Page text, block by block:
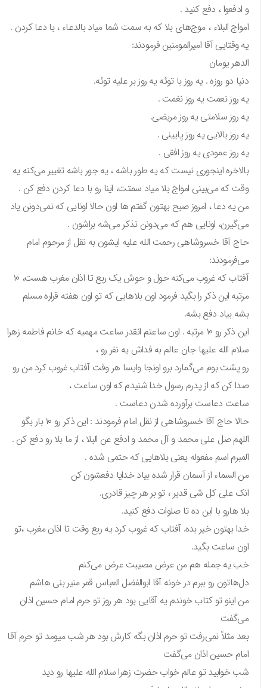
و ادفعوا ، دفع کنید .
امواج البلاء ، موج‌های بلا که به سمت شما میاد بالدعاء ، با دعا کردن .
یه وقتایی آقا امیرالمومنین فرمودند:
الدهر یومان
دنیا دو روزه . یه روز با توئه یه روز بر علیه توئه.
یه روز نعمت یه روز نغمت .
یه روز سلامتی یه روز مریضی.
یه روز بالایی یه روز پایینی .
یه روز عمودی یه روز افقی .
بالاخره اینجوری نیست که یه طور باشه ، یه جور باشه تغییر می‌کنه یه
وقت که می‌بینی امواج بلا میاد سمتت، اینا رو با دعا کردن دفع کن .
من یه دعا ، امروز صبح بهتون گفتم ها اون حالا اونایی که نمی‌دونن یاد
می‌گیرن، اونایی هم که می‌دونن تذکر می‌شه براشون .
حاج آقا خسروشاهی رحمت الله علیه ایشون به نقل از مرحوم امام
می‌فرمودند:
آفتاب که غروب می‌کنه حول و حوش یک ربع تا اذان مغرب هست، ۱۰
مرتبه این ذکر را بگید فرمود اون بلاهایی که تو اون هفته قراره مسلم
بشه بیاد دفع بشه.
این ذکر رو ۱۰ مرتبه . اون ساعتم انقدر ساعت مهمیه که خانم فاطمه زهرا
سلام الله علیها جان عالم به فداش یه نفر رو ،
رو پشت بوم می‌گمارد برو اونجا وایسا هر وقت آفتاب غروب کرد من رو
صدا کن که از پدرم رسول خدا شنیدم که اون ساعت ،
ساعت دعاست برآورده شدن دعاست .
حالا حاج آقا خسروشاهی از نقل امام فرمودند : این ذکر رو ۱۰ بار بگو
اللهم صل علی محمد و آل محمد و ادفع عن البلا ، از ما بلا رو دفع کن .
المبرم اسم مفعوله یعنی بلاهایی که حتمی شده .
من السماء از آسمان قرار شده بیاد خدایا دفعشون کن
انک علی کل شی قدیر ، تو بر هر چیز قادری.
بلا هارو با این ده تا صلوات دفع کنید.
خدا بهتون خیر بده. آفتاب که غروب کرد یه ربع وقت تا اذان مغرب ،تو
اون ساعت بگید.
خب یه جمله هم من عرض مصیبت عرض می‌کنم
دل‌هاتون رو ببرم در خونه آقا ابوالفضل العباس قمر منیر بنی هاشم
من اینو تو کتاب خوندم یه آقایی بود هر روز تو حرم امام حسین اذان
می‌گفت
بعد مثلاً نمی‌رفت تو حرم اذان بگه کارش بود هر شب میومد تو حرم آقا
امام حسین اذان می‌گفت
شب خوابید تو عالم خواب حضرت زهرا سلام الله علیها رو دید